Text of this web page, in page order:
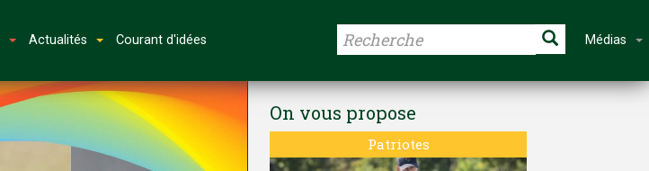
Actualités Courant d'idées Médias
On vous propose
Patriotes